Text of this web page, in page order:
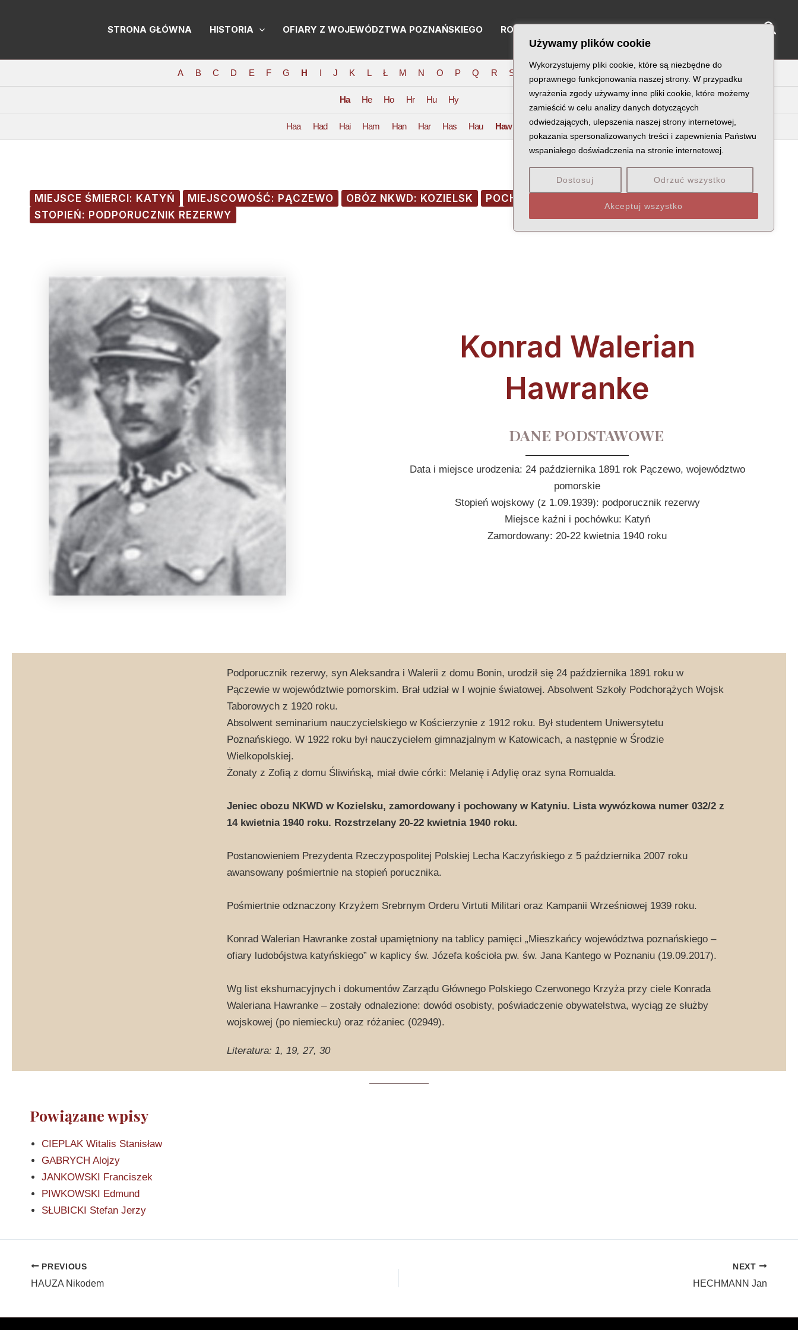
Używamy plików cookie
Wykorzystujemy pliki cookie, które są niezbędne do
poprawnego funkcjonowania naszej strony. W przypadku
wyrażenia zgody używamy inne pliki cookie, które możemy
zamieścić w celu analizy danych dotyczących
odwiedzających, ulepszenia naszej strony internetowej,
pokazania spersonalizowanych treści i zapewnienia Państwu
wspaniałego doświadczenia na stronie internetowej.
Dostosuj Odrzuć wszystko
Akceptuj wszystko
STRONA GŁÓWNA HISTORIA OFIARY Z WOJEWÓDZTWA POZNAŃSKIEGO RODZINY KATYŃSKIE
A B C D E F G H I J K L Ł M N O P Q R S
Ha He Ho Hr Hu Hy
Haa Had Hai Ham Han Har Has Hau Haw
MIEJSCE ŚMIERCI: KATYŃ MIEJSCOWOŚĆ: PĄCZEWO OBÓZ NKWD: KOZIELSK
POCHODZENIE: WOJEWÓDZTWO POMORSKIE
STOPIEŃ: PODPORUCZNIK REZERWY
Konrad Walerian
Hawranke
DANE PODSTAWOWE
Data i miejsce urodzenia: 24 października 1891 rok Pączewo, województwo
pomorskie
Stopień wojskowy (z 1.09.1939): podporucznik rezerwy
Miejsce kaźni i pochówku: Katyń
Zamordowany: 20-22 kwietnia 1940 roku
Podporucznik rezerwy, syn Aleksandra i Walerii z domu Bonin, urodził się 24 października 1891 roku w
Pączewie w województwie pomorskim. Brał udział w I wojnie światowej. Absolwent Szkoły Podchorążych Wojsk
Taborowych z 1920 roku.
Absolwent seminarium nauczycielskiego w Kościerzynie z 1912 roku. Był studentem Uniwersytetu
Poznańskiego. W 1922 roku był nauczycielem gimnazjalnym w Katowicach, a następnie w Środzie
Wielkopolskiej.
Żonaty z Zofią z domu Śliwińską, miał dwie córki: Melanię i Adylię oraz syna Romualda.
Jeniec obozu NKWD w Kozielsku, zamordowany i pochowany w Katyniu. Lista wywózkowa numer 032/2 z
14 kwietnia 1940 roku. Rozstrzelany 20-22 kwietnia 1940 roku.
Postanowieniem Prezydenta Rzeczypospolitej Polskiej Lecha Kaczyńskiego z 5 października 2007 roku
awansowany pośmiertnie na stopień porucznika.
Pośmiertnie odznaczony Krzyżem Srebrnym Orderu Virtuti Militari oraz Kampanii Wrześniowej 1939 roku.
Konrad Walerian Hawranke został upamiętniony na tablicy pamięci „Mieszkańcy województwa poznańskiego –
ofiary ludobójstwa katyńskiego” w kaplicy św. Józefa kościoła pw. św. Jana Kantego w Poznaniu (19.09.2017).
Wg list ekshumacyjnych i dokumentów Zarządu Głównego Polskiego Czerwonego Krzyża przy ciele Konrada
Waleriana Hawranke – zostały odnalezione: dowód osobisty, poświadczenie obywatelstwa, wyciąg ze służby
wojskowej (po niemiecku) oraz różaniec (02949).
Literatura: 1, 19, 27, 30
Powiązane wpisy
CIEPLAK Witalis Stanisław
GABRYCH Alojzy
JANKOWSKI Franciszek
PIWKOWSKI Edmund
SŁUBICKI Stefan Jerzy
PREVIOUS
HAUZA Nikodem
NEXT
HECHMANN Jan